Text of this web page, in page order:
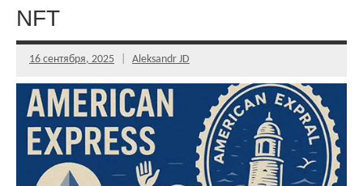
NFT
16 сентября, 2025 Aleksandr JD